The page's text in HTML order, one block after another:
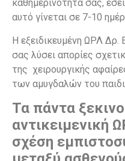
καθημερινότητά σας,
αυτό γίνεται σε 7-10
Η εξειδικευμένη ΩΡΛ Δρ.
σας λύσει απορίες
της χειρουργικής
των αμυγδαλών του
Τα πάντα
αντικειμενική
σχέση